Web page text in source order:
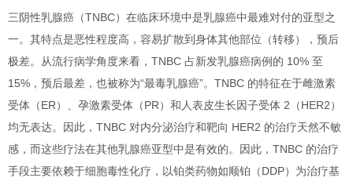
三阴性乳腺癌（TNBC）在临床环境中是乳腺癌中最难对付的亚型之
一。其特点是恶性程度高，容易扩散到身体其他部位（转移），预后
极差。从流行病学角度来看，TNBC 占新发乳腺癌病例的 10% 至
15%，预后最差，也被称为“最毒乳腺癌”。TNBC 的特征在于雌激素
受体（ER）、孕激素受体（PR）和人表皮生长因子受体 2（HER2）
均无表达。因此，TNBC 对内分泌治疗和靶向 HER2 的治疗天然不敏
感，而这些疗法在其他乳腺癌亚型中是有效的。因此，TNBC 的治疗
手段主要依赖于细胞毒性化疗，以铂类药物如顺铂（DDP）为治疗基